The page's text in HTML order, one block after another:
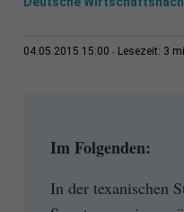
04.05.2015 15:00 Lesezeit: 3
Im Folgenden:
In der texanischen